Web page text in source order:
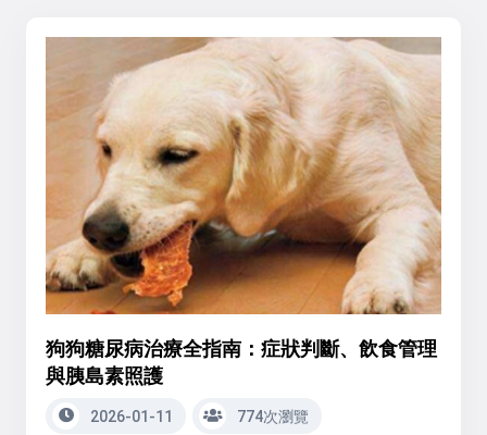
狗狗糖尿病治療全指南：症狀判斷、飲食管理
與胰島素照護
2026-01-11 774次瀏覽